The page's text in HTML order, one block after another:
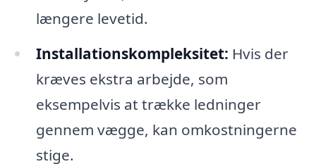
længere levetid.
Installationskompleksitet: Hvis der
kræves ekstra arbejde, som
eksempelvis at trække ledninger
gennem vægge, kan omkostningerne
stige.